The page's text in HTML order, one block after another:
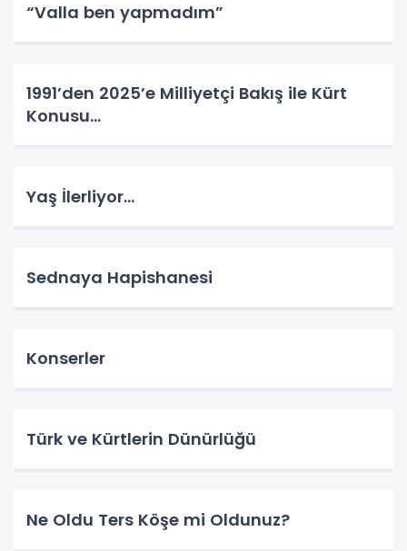
“Valla ben yapmadım”
1991’den 2025’e Milliyetçi Bakış ile Kürt
Konusu…
Yaş İlerliyor…
Sednaya Hapishanesi
Konserler
Türk ve Kürtlerin Dünürlüğü
Ne Oldu Ters Köşe mi Oldunuz?